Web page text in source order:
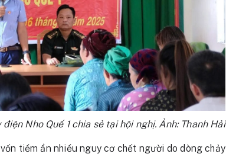
Nho Quế 1 chia sẻ tại hội nghị. Ảnh: Thanh Hải
vốn tiềm ẩn nhiều nguy cơ chết người do dòng chảy